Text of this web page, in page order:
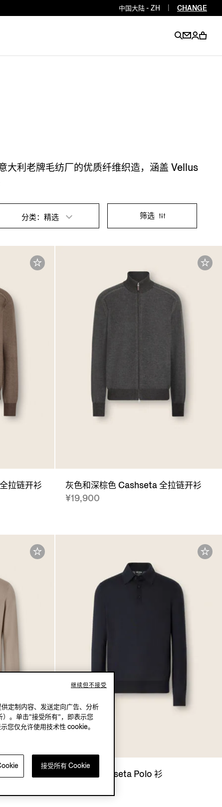
EN
EN
中国大陆 - ZH CHANGE
大利老牌毛纺厂的优质纤维织造，涵盖 Vellus
筛选
分类：精选
拉链开衫
灰色和深棕色 Cashseta 全拉链开衫
¥19,900
衫
海军蓝 Cashseta Polo 衫
定制内容、发送定向广告、分析
。单击“接受所有”，即表示您
您仅允许使用技术性 cookie。
接受所有 Cookie
继续但不接受